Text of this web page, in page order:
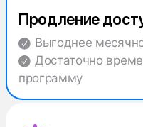
Продление
Выгоднее
Достаточно
программу